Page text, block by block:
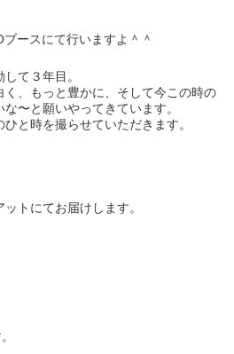
ースにて行いますよ＾＾
て３年目。
、もっと豊かに、そして今この時の
〜と願いやってきています。
と時を撮らせていただきます。
トにてお届けします。